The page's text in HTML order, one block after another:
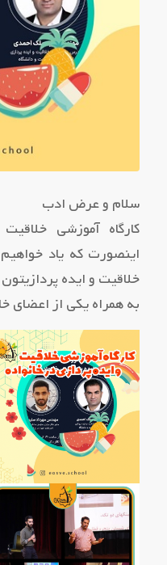
سلام و عرض ادب
کارگاه آموزشی
اینصورت که یاد
خلاقیت و ایده
به همراه یکی از اعضای